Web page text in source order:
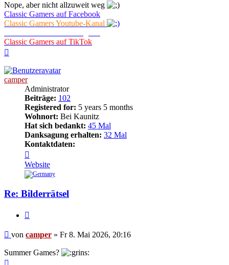
Nope, aber nicht allzuweit weg
Classic Gamers auf Facebook
Classic Gamers Youtube-Kanal
Classic Gamers auf TikTok
camper
Administrator
Beiträge: 102
Registered for: 5 years 5 months
Wohnort: Bei Kaunitz
Hat sich bedankt: 45 Mal
Danksagung erhalten: 32 Mal
Kontaktdaten:
von
camper
Website
Re: Bilderrätsel
Beitrag
von camper » Fr 8. Mai 2026, 20:16
Summer Games?